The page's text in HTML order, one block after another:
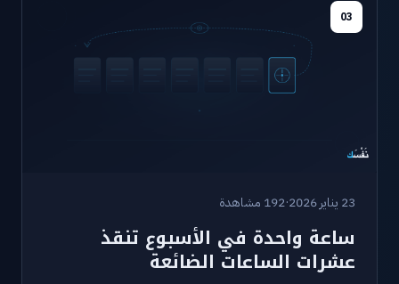
03
23 يناير 2026 ·192 مشاهدة
ساعة واحدة في الأسبوع تنقذ
عشرات الساعات الضائعة